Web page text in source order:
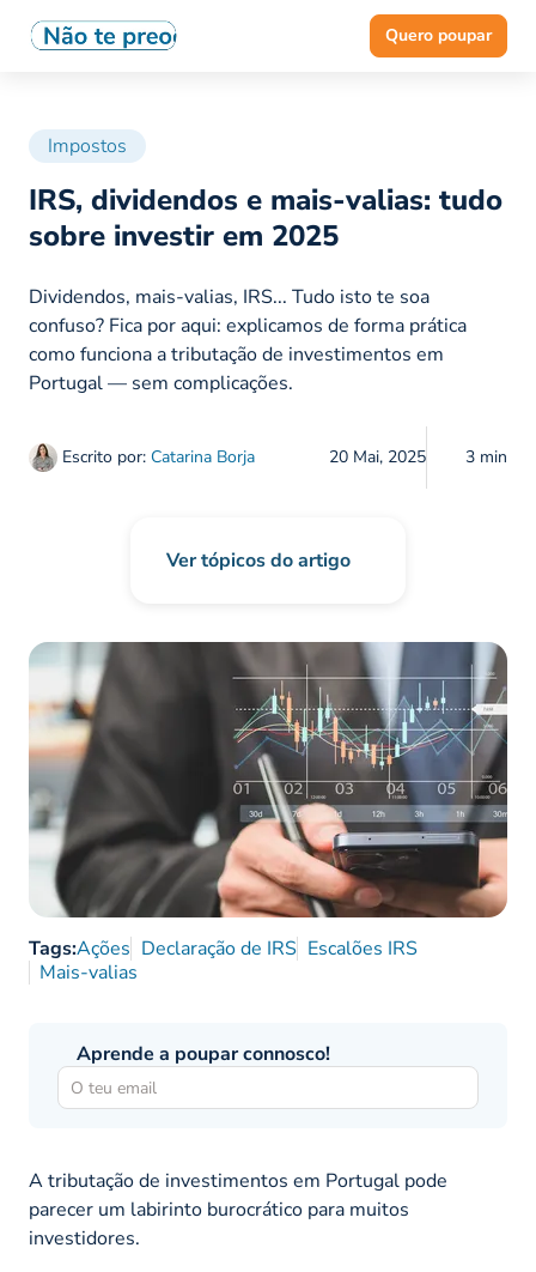
Quero poupar
Impostos
IRS, dividendos e mais-valias: tudo
sobre investir em 2025
Escrito por: Catarina Borja 20 Mai, 2025 3 min
Dividendos, mais-valias, IRS... Tudo isto te soa
confuso? Fica por aqui: explicamos de forma prática
como funciona a tributação de investimentos em
Portugal — sem complicações.
Ver tópicos do artigo
Tags:Ações Declaração de IRS Escalões IRS
Mais-valias
Aprende a poupar connosco!
A tributação de investimentos em Portugal pode
parecer um labirinto burocrático para muitos
investidores.